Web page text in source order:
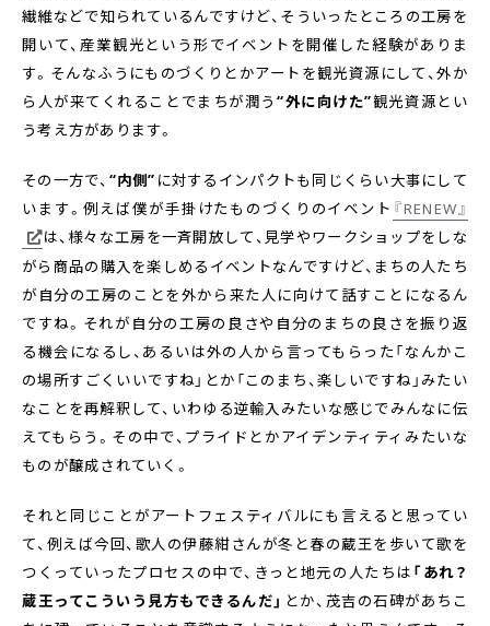
繊維などで知られているんですけど、そういったところの工房を
開いて、産業観光という形でイベントを開催した経験がありま
す。そんなふうにものづくりとかアートを観光資源にして、外か
ら人が来てくれることでまちが潤う “外に向けた”観光資源とい
う考え方があります。
その一方で、 “内側” に対するインパクトも同じくらい大事にして
います。例えば僕が手掛けたものづくりのイベント 『RENEW』
は、様々な工房を一斉開放して、見学やワークショップをしな
がら商品の購入を楽しめるイベントなんですけど、まちの人たち
が自分の工房のことを外から来た人に向けて話すことになるん
ですね。それが自分の工房の良さや自分のまちの良さを振り返
る機会になるし、あるいは外の人から言ってもらった「なんかこ
の場所すごくいいですね」とか「このまち、楽しいですね」みたい
なことを再解釈して、いわゆる逆輸入みたいな感じでみんなに伝
えてもらう。その中で、プライドとかアイデンティティみたいな
ものが醸成されていく。
それと同じことがアートフェスティバルにも言えると思ってい
て、例えば今回、歌人の伊藤紺さんが冬と春の蔵王を歩いて歌を
つくっていったプロセスの中で、きっと地元の人たちは 「あれ？
蔵王ってこういう見方もできるんだ」 とか、茂吉の石碑があちこ